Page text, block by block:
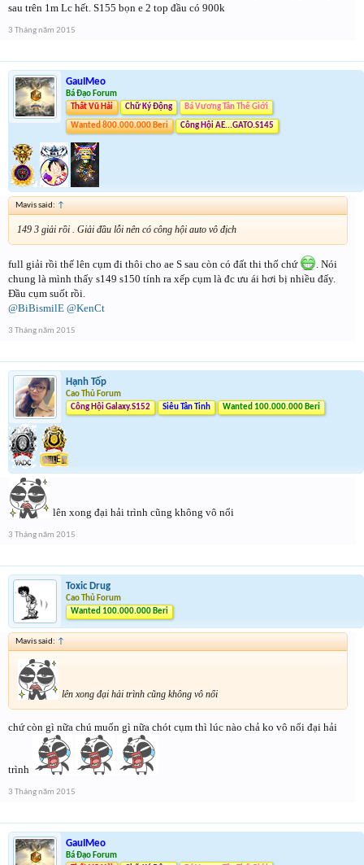
sau trên 1m Lc hết. S155 bọn e 2 top đầu có 900k
3 Tháng năm 2015
GauIMeo
Bá Đạo Forum
Thất Vũ Hải
Chữ Ký Động Bá Vương Tân Thế Giới
Wanted 800.000.000 Beri Công Hội AE...GATO.S145
Mavis said: ↑
149 3 giải rồi . Giải đầu lỗi nên có công hội auto vô địch
full giải rồi thế lên cụm đi thôi cho ae S sau còn có đất thi thố chứ
. Nói
chung là mình thấy s149 s150 tính ra xếp cụm là đc ưu ái hơi bị nhiều đấy.
Đầu cụm suốt rồi.
@BiBismilE @KenCt
3 Tháng năm 2015
Hạnh Tốp
Cao Thủ Forum
Công Hội Galaxy.S152
Siêu Tân Tinh Wanted 100.000.000 Beri
lên xong đại hải trình cũng không vô nổi
3 Tháng năm 2015
Toxic Drug
Cao Thủ Forum
Wanted 100.000.000 Beri
Mavis said: ↑
lên xong đại hải trình cũng không vô nổi
chứ còn gì nữa chú muốn gì nữa chót cụm thì lúc nào chả ko vô nổi đại hải
trình
3 Tháng năm 2015
GauIMeo
Bá Đạo Forum